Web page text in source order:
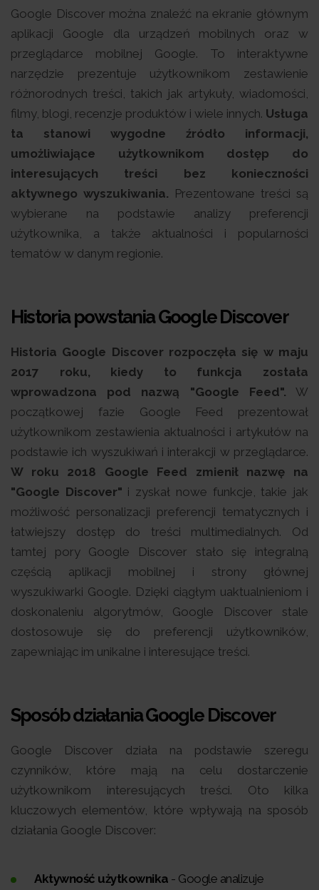
Google Discover można znaleźć na ekranie głównym
aplikacji Google dla urządzeń mobilnych oraz w
przeglądarce mobilnej Google. To interaktywne
narzędzie prezentuje użytkownikom zestawienie
różnorodnych treści, takich jak artykuły, wiadomości,
filmy, blogi, recenzje produktów i wiele innych. Usługa
ta stanowi wygodne źródło informacji,
umożliwiające użytkownikom dostęp do
interesujących treści bez konieczności
aktywnego wyszukiwania. Prezentowane treści są
wybierane na podstawie analizy preferencji
użytkownika, a także aktualności i popularności
tematów w danym regionie.
Historia powstania Google Discover
Historia Google Discover rozpoczęła się w maju
2017 roku, kiedy to funkcja została
wprowadzona pod nazwą "Google Feed". W
początkowej fazie Google Feed prezentował
użytkownikom zestawienia aktualności i artykułów na
podstawie ich wyszukiwań i interakcji w przeglądarce.
W roku 2018 Google Feed zmienił nazwę na
"Google Discover" i zyskał nowe funkcje, takie jak
możliwość personalizacji preferencji tematycznych i
łatwiejszy dostęp do treści multimedialnych. Od
tamtej pory Google Discover stało się integralną
częścią aplikacji mobilnej i strony głównej
wyszukiwarki Google. Dzięki ciągłym uaktualnieniom i
doskonaleniu algorytmów, Google Discover stale
dostosowuje się do preferencji użytkowników,
zapewniając im unikalne i interesujące treści.
Sposób działania Google Discover
Google Discover działa na podstawie szeregu
czynników, które mają na celu dostarczenie
użytkownikom interesujących treści. Oto kilka
kluczowych elementów, które wpływają na sposób
działania Google Discover:
Aktywność użytkownika - Google analizuje